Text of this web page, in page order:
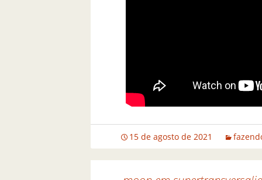
15 de agosto de 2021